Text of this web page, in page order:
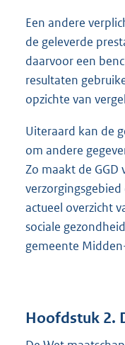
Een andere
de geleverde
daarvoor een
resultaten
opzichte van
Uiteraard kan de
om andere
Zo maakt de
actueel overzicht
sociale
gemeente
Hoofdstuk 2.